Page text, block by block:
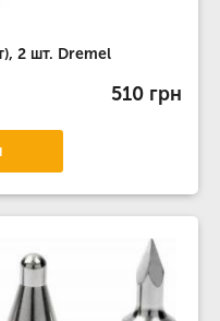
2 шт. Dremel
510 грн